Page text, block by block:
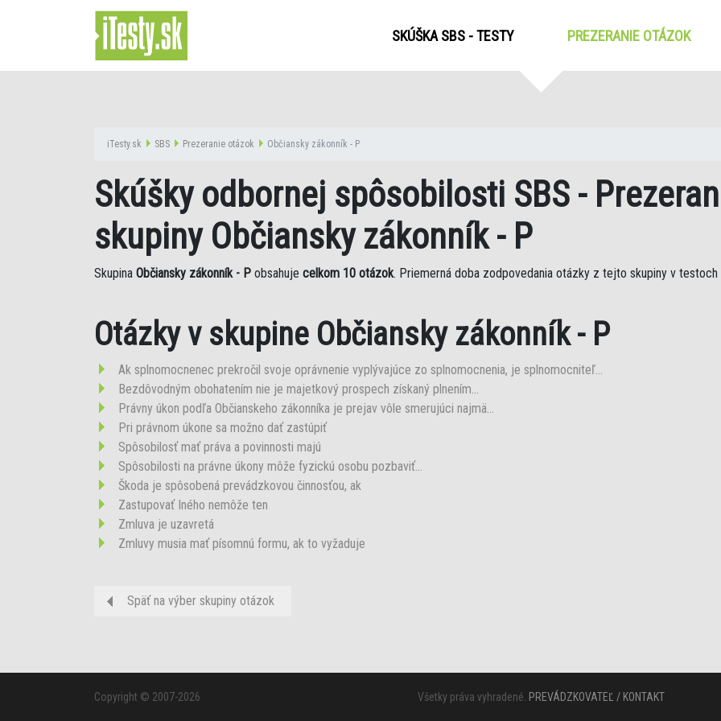
SKÚŠKA SBS - TESTY PREZERANIE OTÁZOK
iTesty.sk SBS Prezeranie otázok Občiansky zákonník - P
Skúšky odbornej spôsobilosti SBS -
skupiny Občiansky zákonník - P
Skupina Občiansky zákonník - P obsahuje celkom 10 otázok. Priemerná doba zodpovedania otázky z tejto skupiny v testoch
Otázky v skupine Občiansky zákonník - P
Ak splnomocnenec prekročil svoje oprávnenie vyplývajúce zo splnomocnenia, je splnomocniteľ...
Bezdôvodným obohatením nie je majetkový prospech získaný plnením...
Právny úkon podľa Občianskeho zákonníka je prejav vôle smerujúci najmä...
Pri právnom úkone sa možno dať zastúpiť
Spôsobilosť mať práva a povinnosti majú
Spôsobilosti na právne úkony môže fyzickú osobu pozbaviť...
Škoda je spôsobená prevádzkovou činnosťou, ak
Zastupovať Iného nemôže ten
Zmluva je uzavretá
Zmluvy musia mať písomnú formu, ak to vyžaduje
Späť na výber skupiny otázok
Copyright © 2007-2026 Všetky práva vyhradené. PREVÁDZKOVATEĽ / KONTAKT